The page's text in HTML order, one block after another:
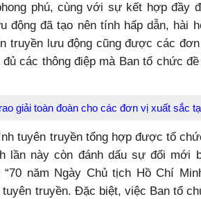
phú, cùng với sự kết hợp đầy
động đã tạo nên tính hấp dẫn, hài
truyền lưu động cũng được các
các thông điệp mà Ban tổ chức
giải toàn đoàn cho các đơn vị xuất sắc
tuyên truyền tổng hợp được tổ
lần này còn đánh dấu sự đổi mới
“70 năm Ngày Chủ tịch Hồ Chí
tuyên truyền. Đặc biệt, việc Ban tổ